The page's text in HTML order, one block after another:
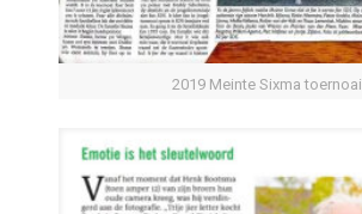
2019 Meinte Sixma toernoai